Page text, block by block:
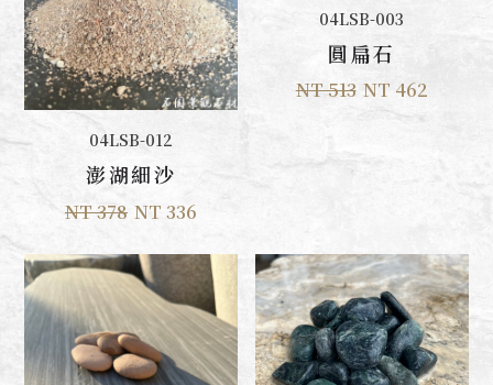
加入購物車
04LSB-012
澎湖細沙
NT 378 NT 336
加入購物車
04LSB-003
圓扁石
NT 513 NT 462